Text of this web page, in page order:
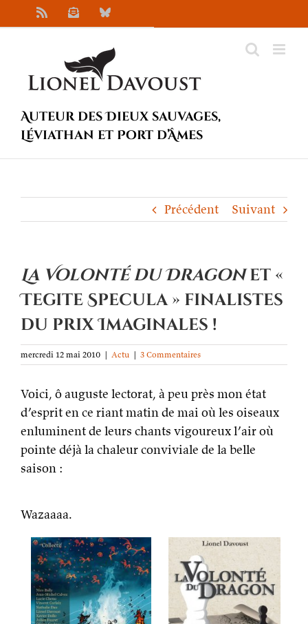
au
NewsletterBluesky
Auteur des Dieux sauvages,
Léviathan et Port d’Âmes
Précédent Suivant
La Volonté du Dragonet «
Tegite Specula » finalistes
du prix Imaginales !
mercredi 12 mai 2010 | Actu | 3 Commentaires
Voici, ô auguste lectorat, à peu près mon état
d’esprit en ce riant matin de mai où les oiseaux
enluminent de leurs chants vigoureux l’air où
pointe déjà la chaleur conviviale de la belle
saison :
Wazaaaa.